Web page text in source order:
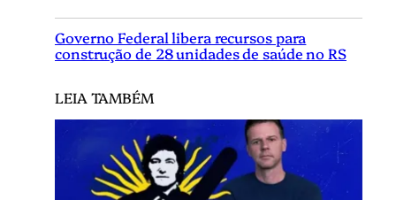
Governo Federal libera recursos para
construção de 28 unidades de saúde no RS
LEIA TAMBÉM